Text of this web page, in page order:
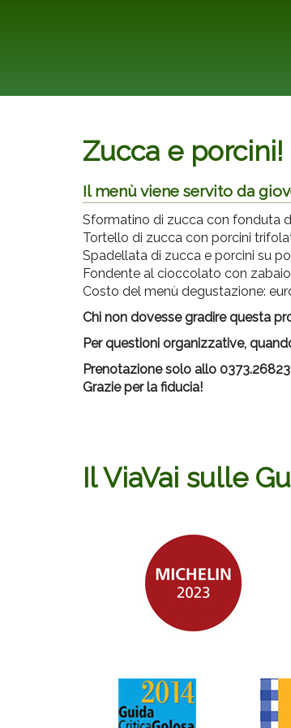
Zucca e
Il menù viene servito da
Sformatino di zucca con fonduta
Tortello di zucca con porcini
Spadellata di zucca e porcini su
Fondente al cioccolato con
Costo del menù degustazione:
Chi non dovesse gradire questa
Per questioni organizzative,
Prenotazione solo allo
Grazie per la fiducia!
Il ViaVai sulle